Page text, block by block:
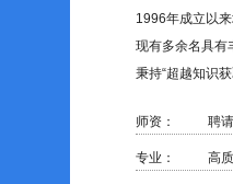
1996年成立以
现有多余名具有
秉持“超越知识
师资： 聘
专业： 高